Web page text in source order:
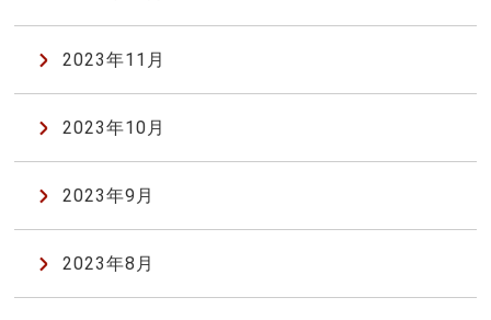
2023年11月
2023年10月
2023年9月
2023年8月